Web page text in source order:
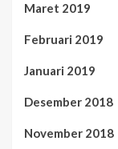
Maret 2019
Februari 2019
Januari 2019
Desember 2018
November 2018